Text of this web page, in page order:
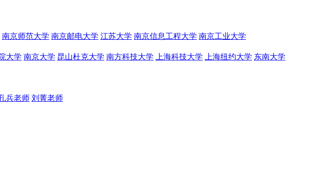
南京师范大学 南京邮电大学 江苏大学 南京信息工程大学 南京工业大学
大学 南京大学 昆山杜克大学 南方科技大学 上海科技大学 上海纽约大学 东南大学
兵老师 刘菁老师